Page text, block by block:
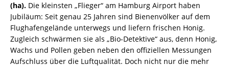
(ha). Die kleinsten „Flieger“ am Hamburg Airport haben
Jubiläum: Seit genau 25 Jahren sind Bienenvölker auf dem
Flughafengelände unterwegs und liefern frischen Honig.
Zugleich schwärmen sie als „Bio-Detektive“ aus, denn Honig,
Wachs und Pollen geben neben den offiziellen Messungen
Aufschluss über die Luftqualität. Doch nicht nur die mehr